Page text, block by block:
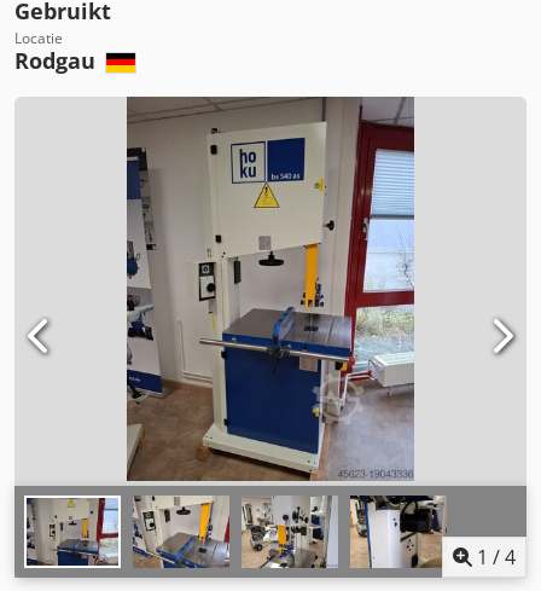
Gebruikt
Locatie
Rodgau
1 /4